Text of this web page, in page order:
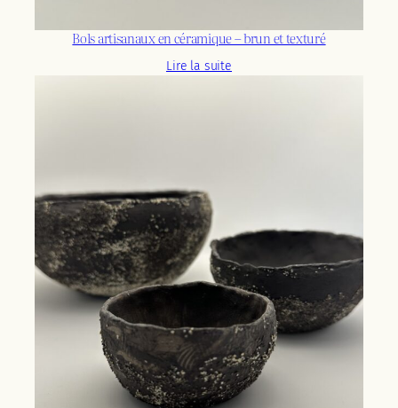
Bols artisanaux en céramique – brun et texturé
Lire la suite